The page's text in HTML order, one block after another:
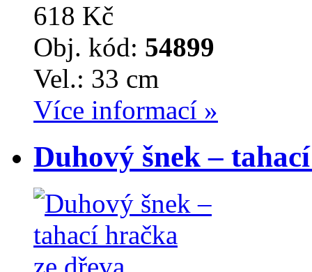
618 Kč
Obj. kód: 54899
Vel.: 33 cm
Více informací »
Duhový šnek –